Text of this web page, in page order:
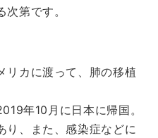
第です。
リカに渡って、肺の移植
年10月に日本に帰国。
り、また、感染症などに